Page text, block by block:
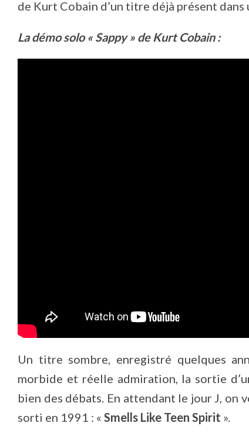
de Kurt Cobain d’un titre déjà présent
La démo solo « Sappy » de Kurt Cobain :
Un titre sombre, enregistré quelques
morbide et réelle admiration, la sortie
bien des débats. En attendant le jour J, on
sorti en 1991 : « Smells Like Teen Spirit ».